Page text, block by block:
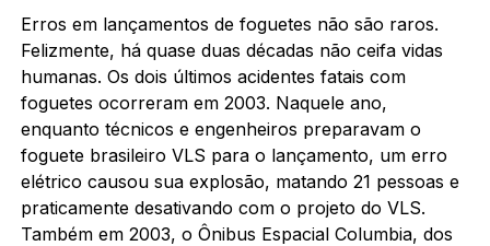
Erros em lançamentos de foguetes não são raros.
Felizmente, há quase duas décadas não ceifa vidas
humanas. Os dois últimos acidentes fatais com
foguetes ocorreram em 2003. Naquele ano,
enquanto técnicos e engenheiros preparavam o
foguete brasileiro VLS para o lançamento, um erro
elétrico causou sua explosão, matando 21 pessoas e
praticamente desativando com o projeto do VLS.
Também em 2003, o Ônibus Espacial Columbia, dos